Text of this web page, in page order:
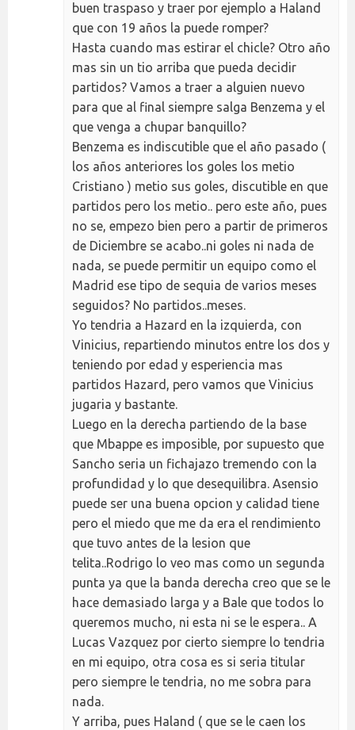
buen traspaso y traer por ejemplo a Haland
que con 19 años la puede romper?
Hasta cuando mas estirar el chicle? Otro año
mas sin un tio arriba que pueda decidir
partidos? Vamos a traer a alguien nuevo
para que al final siempre salga Benzema y el
que venga a chupar banquillo?
Benzema es indiscutible que el año pasado (
los años anteriores los goles los metio
Cristiano ) metio sus goles, discutible en que
partidos pero los metio.. pero este año, pues
no se, empezo bien pero a partir de primeros
de Diciembre se acabo..ni goles ni nada de
nada, se puede permitir un equipo como el
Madrid ese tipo de sequia de varios meses
seguidos? No partidos..meses.
Yo tendria a Hazard en la izquierda, con
Vinicius, repartiendo minutos entre los dos y
teniendo por edad y esperiencia mas
partidos Hazard, pero vamos que Vinicius
jugaria y bastante.
Luego en la derecha partiendo de la base
que Mbappe es imposible, por supuesto que
Sancho seria un fichajazo tremendo con la
profundidad y lo que desequilibra. Asensio
puede ser una buena opcion y calidad tiene
pero el miedo que me da era el rendimiento
que tuvo antes de la lesion que
telita..Rodrigo lo veo mas como un segunda
punta ya que la banda derecha creo que se le
hace demasiado larga y a Bale que todos lo
queremos mucho, ni esta ni se le espera.. A
Lucas Vazquez por cierto siempre lo tendria
en mi equipo, otra cosa es si seria titular
pero siempre le tendria, no me sobra para
nada.
Y arriba, pues Haland ( que se le caen los